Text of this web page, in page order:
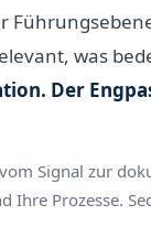
was
Der
Signal zur
Prozesse.